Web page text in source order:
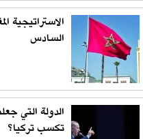
الاستراتيجية
السادس
الدولة التي
تكسب تركيا؟